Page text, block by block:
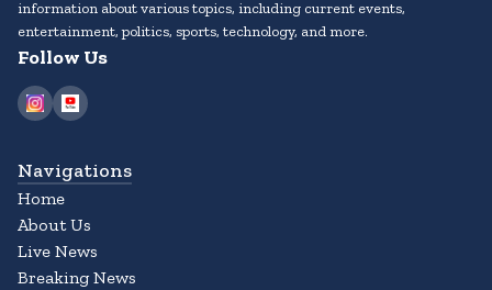
information about various topics, including current events,
entertainment, politics, sports, technology, and more.
Follow Us
Navigations
Home
About Us
Live News
Breaking News